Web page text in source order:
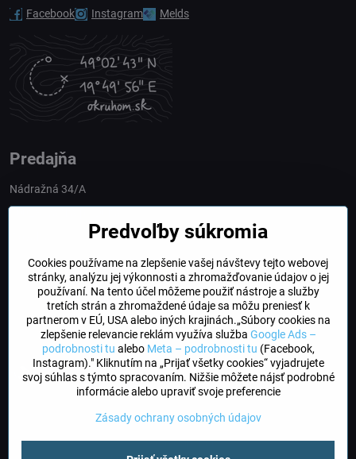
Facebook Instagram Melds
Predajňa
Nádražná 34/A
obchod​@northline​.sk
Otváracie hodiny
PO, UT, STR, ŠT: 9.00 - 17.00
PIA: 8.00 - 16.00
DogFriendly
Psíky sú u nás vítané
©2026Copyright
Predvoľby súkromia
Cookies používame na zlepšenie vašej návštevy tejto webovej
stránky, analýzu jej výkonnosti a zhromažďovanie údajov o jej
používaní. Na tento účel môžeme použiť nástroje a služby
tretích strán a zhromaždené údaje sa môžu preniesť k
partnerom v EÚ, USA alebo iných krajinách.„Súbory cookies na
zlepšenie relevancie reklám využíva služba Google Ads –
podrobnosti tu alebo Meta – podrobnosti tu (Facebook,
Instagram)." Kliknutím na „Prijať všetky cookies“ vyjadrujete
svoj súhlas s týmto spracovaním. Nižšie môžete nájsť podrobné
informácie alebo upraviť svoje preferencie
Zásady ochrany osobných údajov